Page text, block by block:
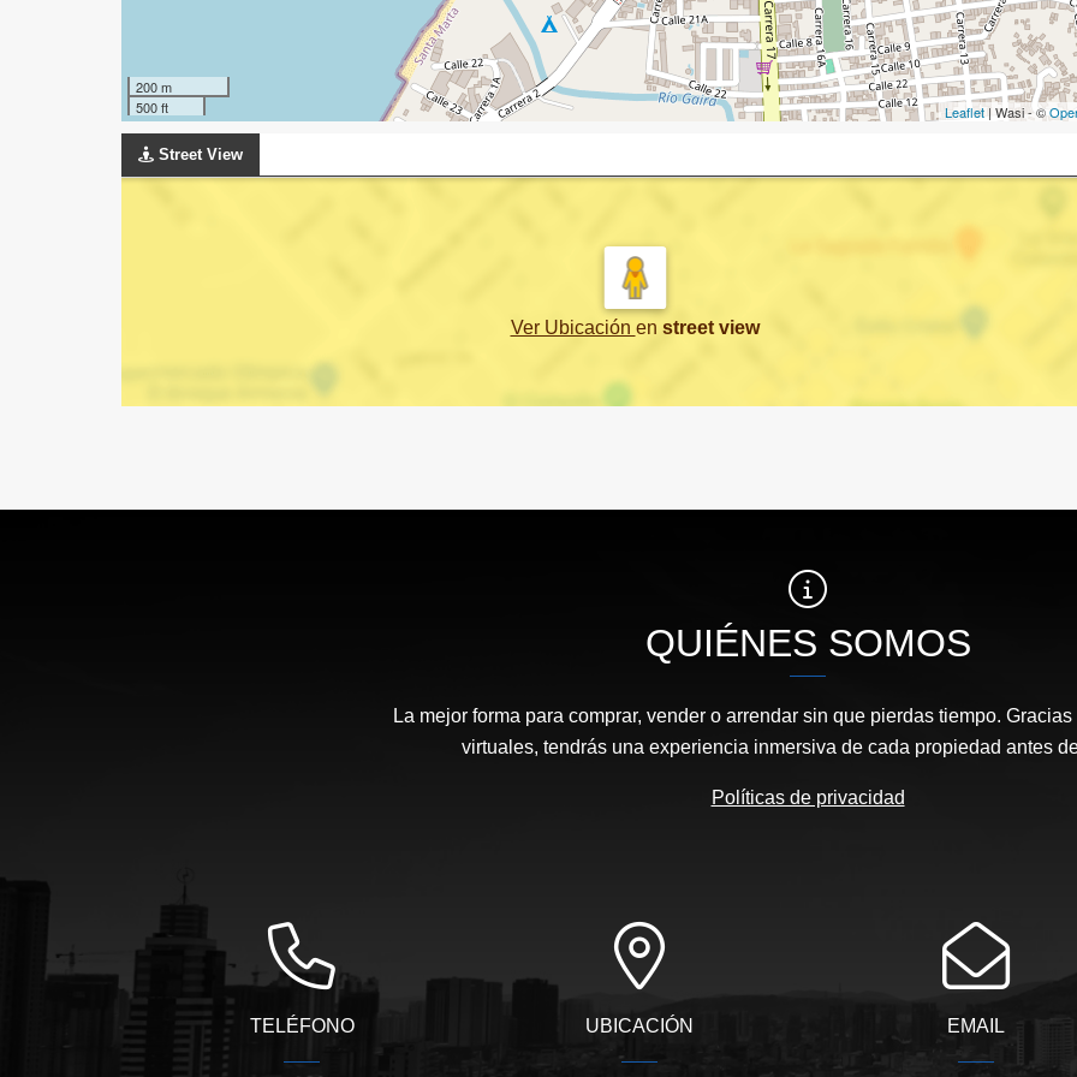
200 m
500 ft
Leaflet | Wasi - ©
Street View
Ver Ubicación en street view
QUIÉNES SOMOS
La mejor forma para comprar, vender o arrendar sin que pierdas tiempo.
virtuales, tendrás una experiencia inmersiva de cada propiedad antes
Políticas de privacidad
TELÉFONO UBICACIÓN EMAIL